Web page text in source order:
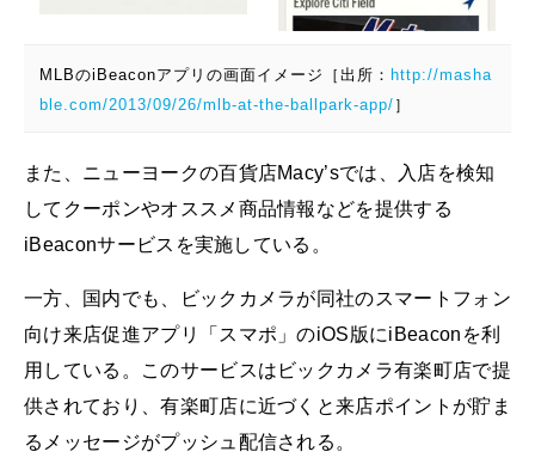
MLBのiBeaconアプリの画面イメージ［出所： http://masha
ble.com/2013/09/26/mlb-at-the-ballpark-app/ ］
また、ニューヨークの百貨店Macy’sでは、入店を検知
してクーポンやオススメ商品情報などを提供する
iBeaconサービスを実施している。
一方、国内でも、ビックカメラが同社のスマートフォン
向け来店促進アプリ「スマポ」のiOS版にiBeaconを利
用している。このサービスはビックカメラ有楽町店で提
供されており、有楽町店に近づくと来店ポイントが貯ま
るメッセージがプッシュ配信される。